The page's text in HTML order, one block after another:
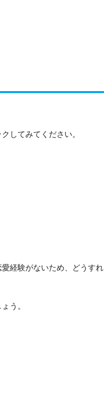
してみてください。
経験がないため、どうすれ
う。